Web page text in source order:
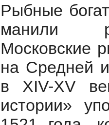
Рыбные
манили
Московские
на Средней
в XIV-XV
истории»